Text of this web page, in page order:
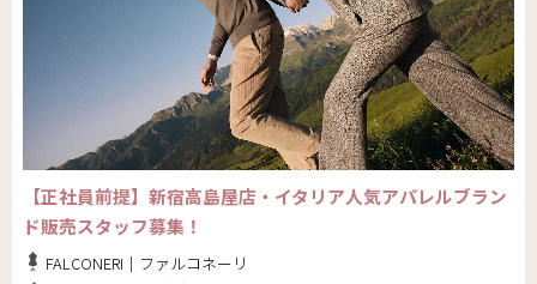
【正社員前提】新宿高島屋店・イタリア人気アパレルブラン
ド販売スタッフ募集！
FALCONERI｜ファルコネーリ